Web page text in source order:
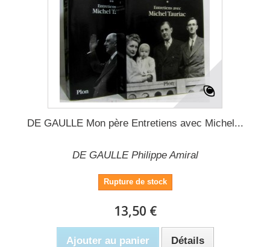
DE GAULLE Mon père Entretiens avec Michel...
DE GAULLE Philippe Amiral
Rupture de stock
13,50 €
Ajouter au panier Détails